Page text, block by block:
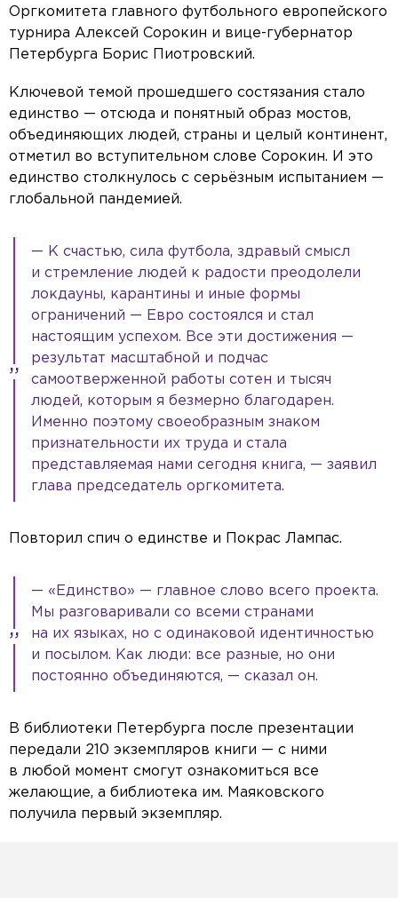
Оргкомитета главного футбольного европейского
турнира Алексей Сорокин и вице-губернатор
Петербурга Борис Пиотровский.
Ключевой темой прошедшего состязания стало
единство — отсюда и понятный образ мостов,
объединяющих людей, страны и целый континент,
отметил во вступительном слове Сорокин. И это
единство столкнулось с серьёзным испытанием —
глобальной пандемией.
— К счастью, сила футбола, здравый смысл
и стремление людей к радости преодолели
локдауны, карантины и иные формы
ограничений — Евро состоялся и стал
настоящим успехом. Все эти достижения —
результат масштабной и подчас
самоотверженной работы сотен и тысяч
людей, которым я безмерно благодарен.
Именно поэтому своеобразным знаком
признательности их труда и стала
представляемая нами сегодня книга, — заявил
глава председатель оргкомитета.
Повторил спич о единстве и Покрас Лампас.
— «Единство» — главное слово всего проекта.
Мы разговаривали со всеми странами
на их языках, но с одинаковой идентичностью
и посылом. Как люди: все разные, но они
постоянно объединяются, — сказал он.
В библиотеки Петербурга после презентации
передали 210 экземпляров книги — с ними
в любой момент смогут ознакомиться все
желающие, а библиотека им. Маяковского
получила первый экземпляр.